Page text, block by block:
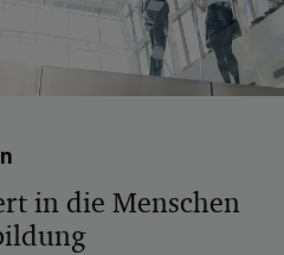
in die Menschen